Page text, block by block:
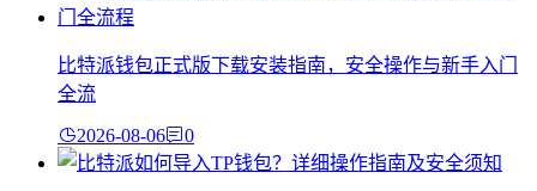
比特派钱包正式版下载安装指南，安全操作与新手入门
全流
2026-08-06 0